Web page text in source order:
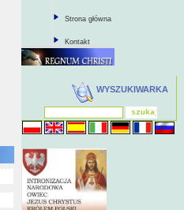
Strona główna
Kontakt
WYSZUKIWARKA